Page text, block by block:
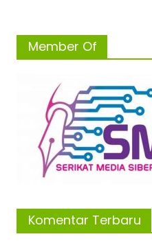
Member Of
Komentar Terbaru